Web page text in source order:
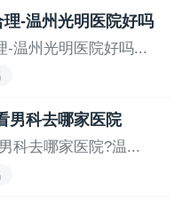
-温州光明医院好吗
-温州光明医院好吗...
男科去哪家医院
科去哪家医院?温...